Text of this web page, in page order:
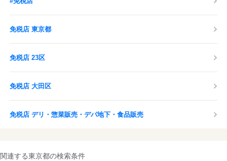
免税店 東京都
免税店 23区
免税店 大田区
免税店 デリ・惣菜販売・デパ地下・食品販売
関連する東京都の検索条件